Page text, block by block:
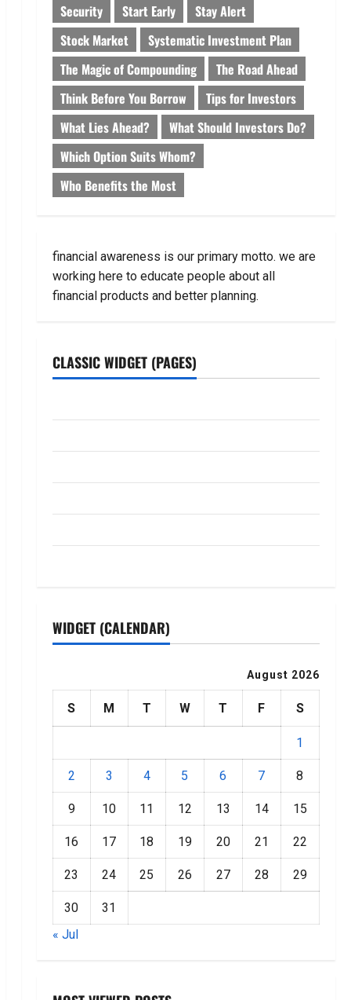
Security
Start Early
Stay Alert
Stock Market
Systematic Investment Plan
The Magic of Compounding
The Road Ahead
Think Before You Borrow
Tips for Investors
What Lies Ahead?
What Should Investors Do?
Which Option Suits Whom?
Who Benefits the Most
financial awareness is our primary motto. we are
working here to educate people about all
financial products and better planning.
CLASSIC WIDGET (PAGES)
WIDGET (CALENDAR)
August 2026
S M T W T F S
1
2 3 4 5 6 7 8
9 10 11 12 13 14 15
16 17 18 19 20 21 22
23 24 25 26 27 28 29
30
31
« Jul